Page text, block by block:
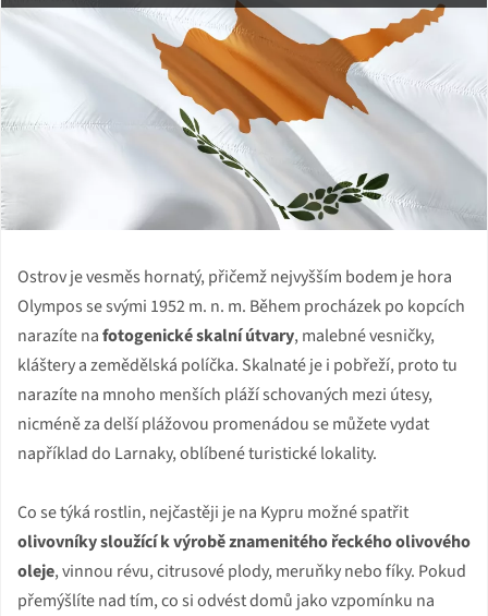
Ostrov je vesměs hornatý, přičemž nejvyšším bodem je hora
Olympos se svými 1952 m. n. m. Během procházek po kopcích
narazíte nafotogenické skalní útvary, malebné vesničky,
kláštery a zemědělská políčka. Skalnaté je i pobřeží, proto tu
narazíte na mnoho menších pláží schovaných mezi útesy,
nicméně za delší plážovou promenádou se můžete vydat
například do Larnaky, oblíbené turistické lokality.
Co se týká rostlin, nejčastěji je na Kypru možné spatřit
olivovníky sloužící k výrobě znamenitého řeckého olivového
oleje, vinnou révu, citrusové plody, meruňky nebo fíky. Pokud
přemýšlíte nad tím, co si odvést domů jako vzpomínku na